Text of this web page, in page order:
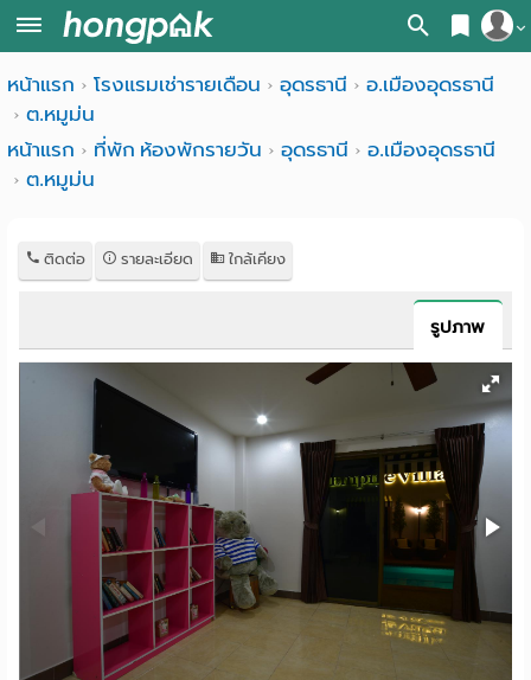
สมัครสมาชิก
หน้า
ค้นหา
ค้นจากสถานีรถไฟฟ้า
ค้นจากสถานศึกษา
ค้นจากแผนที่
ค้นแบบละเอียด
พาร์
หน้าแรก โรงแรมเช่ารายเดือน อุดรธานี
อ.เมืองอุดรธานี
ต.หมูม่น
หน้าแรก
ที่พัก ห้องพักรายวัน อุดรธานี
อ.เมืองอุดรธานี
ต.หมูม่น
ติดต่อ รายละเอียด ใกล้เคียง
รูปภาพ